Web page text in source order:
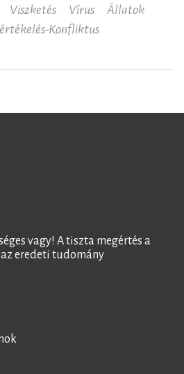
Viszketés Vírus
Állatok
Konfliktus
vagy! A tiszta megértés a
eredeti tudomány